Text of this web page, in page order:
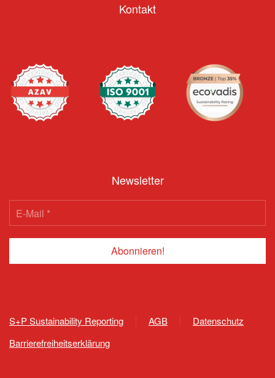
Kontakt
Newsletter
S+P Sustainability Reporting AGB
Datenschutz
Barrierefreiheitserklärung